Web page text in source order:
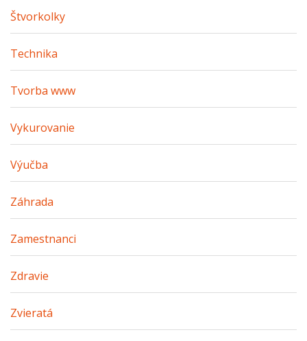
Štvorkolky
Technika
Tvorba www
Vykurovanie
Výučba
Záhrada
Zamestnanci
Zdravie
Zvieratá